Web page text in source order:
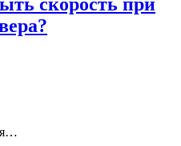
скорость при